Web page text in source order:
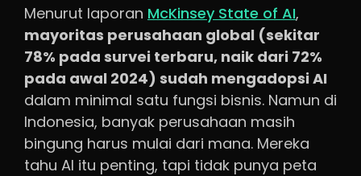
Menurut laporan McKinsey State of AI,
mayoritas perusahaan global (sekitar
78% pada survei terbaru, naik dari 72%
pada awal 2024) sudah mengadopsi AI
dalam minimal satu fungsi bisnis. Namun di
Indonesia, banyak perusahaan masih
bingung harus mulai dari mana. Mereka
tahu AI itu penting, tapi tidak punya peta